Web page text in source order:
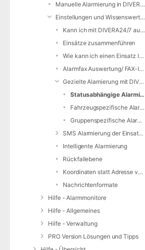
Manuelle Alarmierung in DIVERA 24/7
Einstellungen und Wissenswertes zur Alarmierung
Kann ich mit DIVERA24/7 auch alarmieren?
Einsätze zusammenführen
Wie kann ich einen Einsatz löschen?
Alarmfax Auswertung/ FAX-Inbound
Gezielte Alamierung mit DIVERA 24/7
Statusabhängige Alarmierung
Fahrzeugspezifische Alarmierung
Gruppenspezifische Alarmierung
SMS Alarmierung der Einsatzkräfte
Intelligente Alarmierung
Rückfallebene
Koordinaten statt Adresse verwenden
Nachrichtenformate
Hilfe - Alarmmonitore
Hilfe - Allgemeines
Hilfe - Verwaltung
PRO Version Lösungen und Tipps